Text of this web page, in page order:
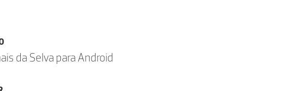
da Selva para Android